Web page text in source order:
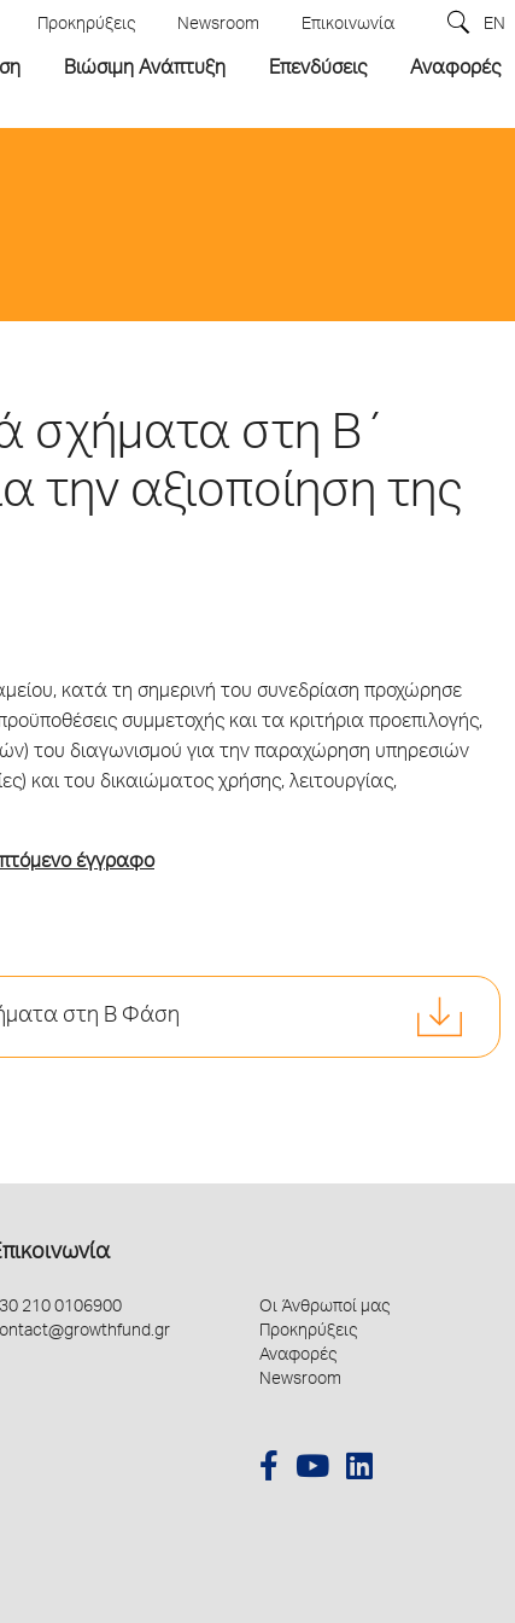
Προκηρύξεις Newsroom Επικοινωνία EN
Βιώσιμη Ανάπτυξη Επενδύσεις Αναφορές
σχήματα στη Β΄
την αξιοποίηση της
κατά τη σημερινή του συνεδρίαση προχώρησε
συμμετοχής και τα κριτήρια προεπιλογής,
του διαγωνισμού για την παραχώρηση υπηρεσιών
και του δικαιώματος χρήσης, λειτουργίας,
έγγραφο
στη Β Φάση
210 0106900
Οι Άνθρωποί μας
Προκηρύξεις
Αναφορές
Newsroom